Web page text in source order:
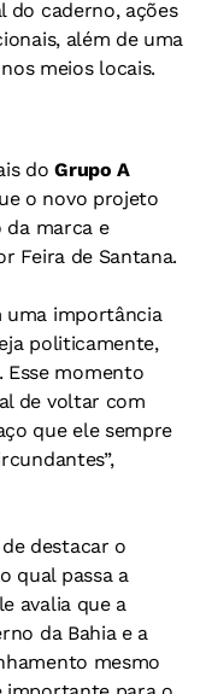
do caderno, ações
além de uma
meios locais.
do Grupo A
o novo projeto
da marca e
Feira de Santana.
uma importância
politicamente,
Esse momento
de voltar com
que ele sempre
destacar o
qual passa a
avalia que a
da Bahia e a
mesmo